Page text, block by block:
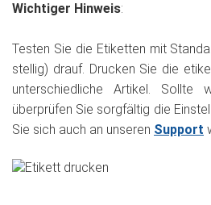
Wichtiger Hinweis:
Testen Sie die Etiketten mit
stellig) drauf. Drucken Sie die
unterschiedliche Artikel. Sollte
überprüfen Sie sorgfältig die
Sie sich auch an unseren Support